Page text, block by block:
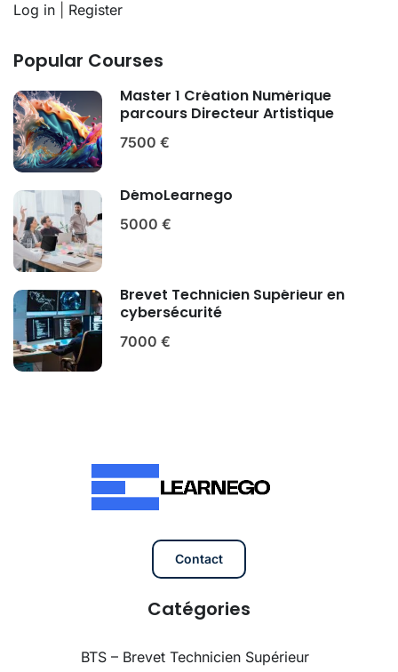
Log in Register
Popular Courses
Master 1 Création Numérique
parcours Directeur Artistique
7500 €
DémoLearnego
5000 €
Brevet Technicien Supérieur en
cybersécurité
7000 €
Contact
Catégories
BTS – Brevet Technicien Supérieur